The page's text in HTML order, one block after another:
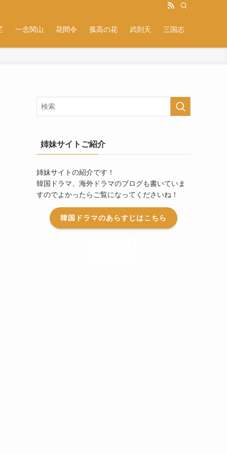
一念関山 花間令 孤高の花 武則天 三国志
姉妹サイトご紹介
姉妹サイトの紹介です！
韓国ドラマ、海外ドラマのブログも書いていま
すのでよかったらご覧になってくださいね！
韓国ドラマのあらすじはこちら